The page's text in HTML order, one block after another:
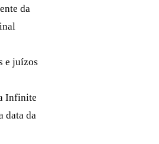
da
e juízos
Infinite
data da